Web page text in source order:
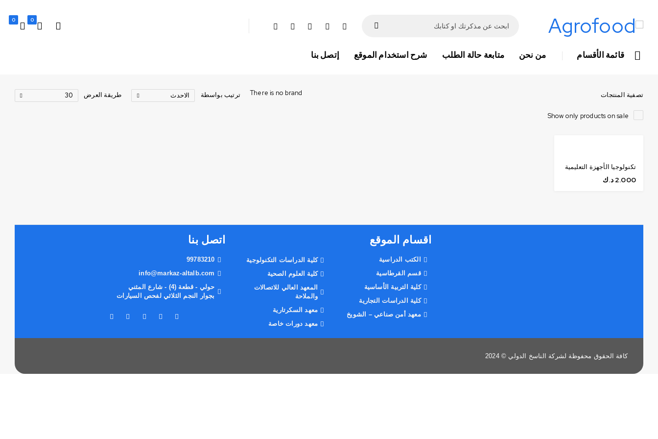
0
0
قائمة الأقسام من نحن متابعة حالة الطلب شرح استخدام الموقع إتصل بنا
تصفية المنتجات There is no brand ترتيب بواسطة الاحدث
Show only products on sale
طريقة العرض 30
تكنولوجيا الأجهزة التعليمية
2.000 د.ك
اقسام الموقع
الكتب الدراسية
قسم القرطاسية
كلية التربية الأساسية
كلية الدراسات التجارية
معهد أمن صناعي – الشويخ
كلية الدراسات التكنولوجية
كلية العلوم الصحية
المعهد العالي للاتصالات
والملاحة
معهد السكرتارية
معهد دورات خاصة
اتصل بنا
99783210
info@markaz-altalb.com
حولي - قطعة (4) - شارع المثني
بجوار النجم الثلاثي لفحص السيارات
كافة الحقوق محفوظة لشركة الناسخ الدولي © 2024